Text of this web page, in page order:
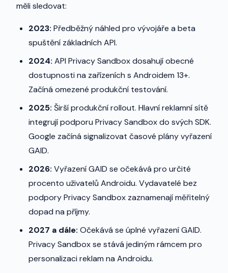
měli sledovat:
2023: Předběžný náhled pro vývojáře a beta
spuštění základních API.
2024: API Privacy Sandbox dosahují obecné
dostupnosti na zařízeních s Androidem 13+.
Začíná omezené produkční testování.
2025: Širší produkční rollout. Hlavní reklamní sítě
integrují podporu Privacy Sandbox do svých SDK.
Google začíná signalizovat časové plány vyřazení
GAID.
2026: Vyřazení GAID se očekává pro určité
procento uživatelů Androidu. Vydavatelé bez
podpory Privacy Sandbox zaznamenají měřitelný
dopad na příjmy.
2027 a dále: Očekává se úplné vyřazení GAID.
Privacy Sandbox se stává jediným rámcem pro
personalizaci reklam na Androidu.